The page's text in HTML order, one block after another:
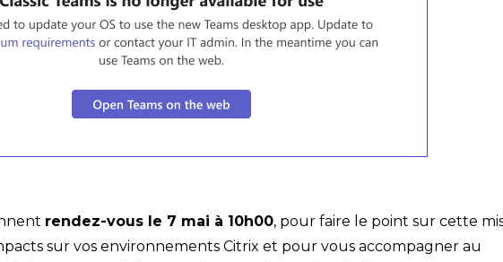
rendez-vous le 7 mai à 10h00, pour faire le point sur cette
sur vos environnements Citrix et pour vous accompagner au